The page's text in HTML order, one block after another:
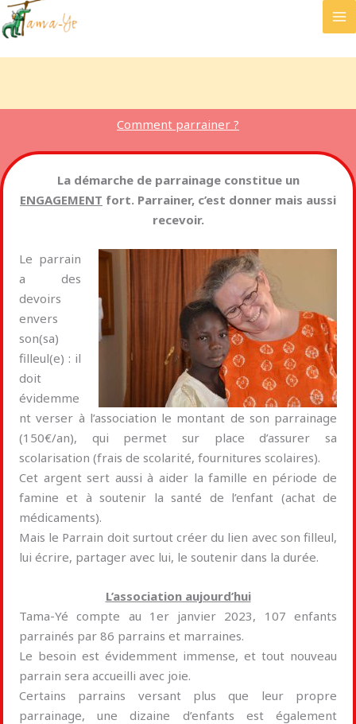
Aller
au
Comment parrainer ?
La démarche de parrainage constitue un
ENGAGEMENT fort. Parrainer, c’est donner mais aussi
recevoir.
Le parrain
a des
devoirs
envers
son(sa)
filleul(e) : il
doit
évidemme
nt verser à l’association le montant de son parrainage
(150€/an), qui permet sur place d’assurer sa
scolarisation (frais de scolarité, fournitures scolaires).
Cet argent sert aussi à aider la famille en période de
famine et à soutenir la santé de l’enfant (achat de
médicaments).
Mais le Parrain doit surtout créer du lien avec son filleul,
lui écrire, partager avec lui, le soutenir dans la durée.
L’association aujourd’hui
Tama-Yé compte au 1er janvier 2023, 107 enfants
parrainés par 86 parrains et marraines.
Le besoin est évidemment immense, et tout nouveau
parrain sera accueilli avec joie.
Certains parrains versant plus que leur propre
parrainage, une dizaine d’enfants est également